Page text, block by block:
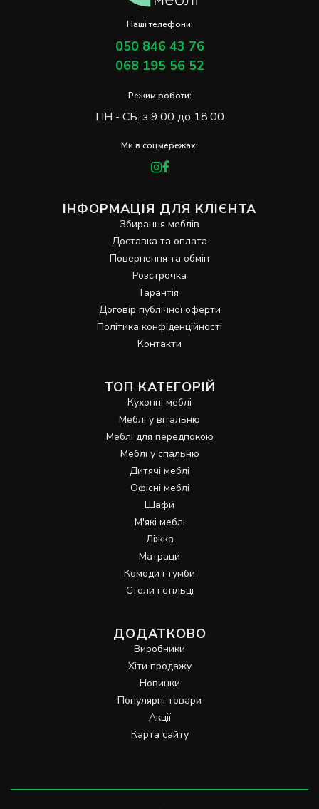
Наші телефони:
050 846 43 76
068 195 56 52
Режим роботи:
ПН - СБ: з 9:00 до 18:00
Ми в соцмережах:
ІНФОРМАЦІЯ ДЛЯ КЛІЄНТА
Збирання меблів
Доставка та оплата
Повернення та обмін
Розстрочка
Гарантія
Договір публічної оферти
Політика конфіденційності
Контакти
ТОП КАТЕГОРІЙ
Кухонні меблі
Меблі у вітальню
Меблі для передпокою
Меблі у спальню
Дитячі меблі
Офісні меблі
Шафи
М'які меблі
Ліжка
Матраци
Комоди і тумби
Столи і стільці
ДОДАТКОВО
Виробники
Хіти продажу
Новинки
Популярні товари
Акції
Карта сайту